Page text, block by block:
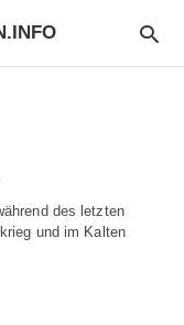
des letzten
und im Kalten